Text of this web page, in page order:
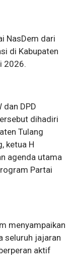
NasDem dari
di Kabupaten
2026.
DPD
dihadiri
Tulang
ketua H
agenda utama
Partai
menyampaikan
seluruh jajaran
aktif